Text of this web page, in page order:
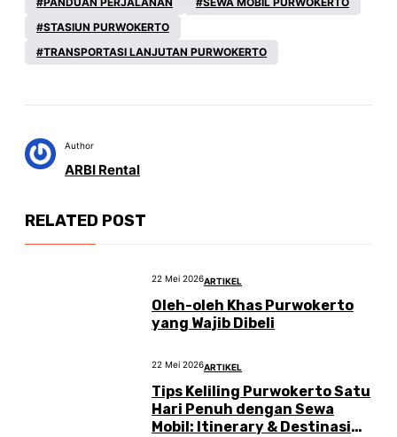
STASIUN PURWOKERTO
TRANSPORTASI LANJUTAN PURWOKERTO
Author
ARBI Rental
RELATED POST
22 Mei 2026ARTIKEL
Oleh-oleh Khas Purwokerto
yang Wajib Dibeli
22 Mei 2026ARTIKEL
Tips Keliling Purwokerto Satu
Hari Penuh dengan Sewa
Mobil: Itinerary & Destinasi